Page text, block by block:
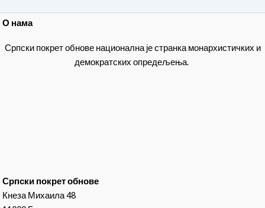
О нама
Српски покрет обнове национална је странка монархистичких и
демократских опредељења.
Српски покрет обнове
Кнеза Михаила 48